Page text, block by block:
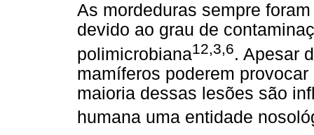
As mordeduras sempre
devido ao grau de
polimicrobiana12,3,6. Apesar
mamíferos poderem
maioria dessas lesões são
humana uma entidade